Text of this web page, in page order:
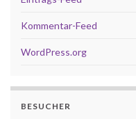
Kommentar-Feed
WordPress.org
BESUCHER